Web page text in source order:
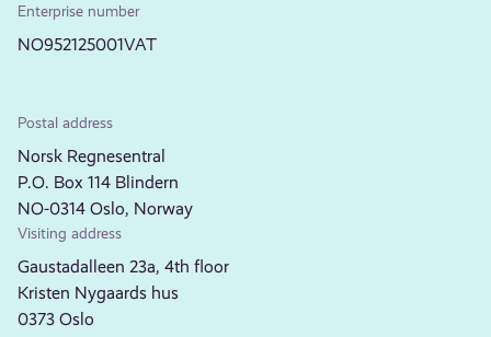
Enterprise number
NO952125001VAT
Postal address
Norsk Regnesentral
P.O. Box 114 Blindern
NO-0314 Oslo, Norway
Visiting address
Gaustadalleen 23a, 4th floor
Kristen Nygaards hus
0373 Oslo